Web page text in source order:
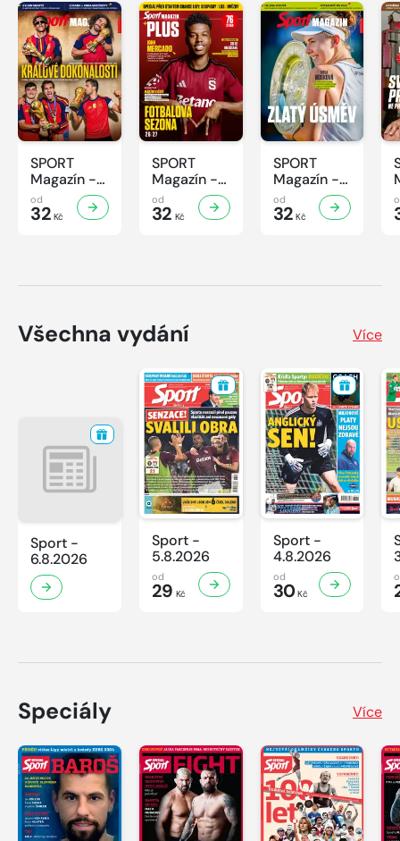
SPORT
Magazín -
31/2026
od
32 Kč
SPORT
Magazín -
30/2026
od
32 Kč
SPORT
Magazín -
29/2026
od
32 Kč
Všechna vydání Více
Sport -
6.8.2026
Sport -
5.8.2026
od
29 Kč
Sport -
4.8.2026
od
30Kč
Speciály Více